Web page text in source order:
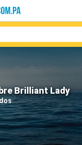
Brilliant Lady
Compañías